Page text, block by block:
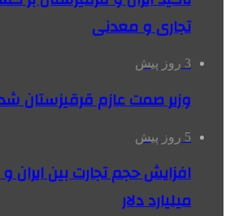
تجاری و معدنی
3 روز پیش
وزیر صمت عازم قرقیزستان
5 روز پیش
میلیارد دلار